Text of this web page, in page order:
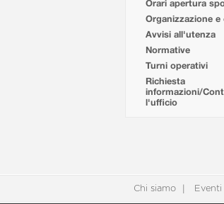
Orari apertura
Organizzazione
Avvisi all'utenza
Normative
Turni operativi
Richiesta
informazioni/
l'ufficio
Chi siamo Eventi